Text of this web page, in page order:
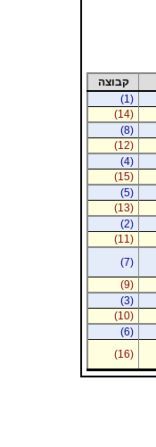
קבוצה
(1)
(14)
(8)
(12)
(4)
(15)
(5)
(13)
(2)
(11)
(7)
(9)
(3)
(10)
(6)
(16)